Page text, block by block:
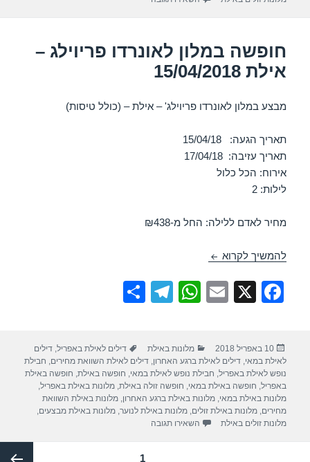
חופשה במלון לאונרדו פריוילג –
אילת 15/04/2018
מבצע במלון לאונרדו פריוילג' – אילת – (כולל טיסות)
תאריך הגעה: 15/04/18
תאריך עזיבה: 17/04/18
אירוח: הכל כלול
לילות: 2
מחיר לאדם ללילה: החל מ-₪438
להמשיך לקרוא חופשה במלון לאונרדו פריוילג – אילת 15/04/2018
F
e
b
o
o
X
E
W
s
A
p
p
T
gr
a
m
e
פורסם
בתאריך
10 באפריל 2018 קטגוריות
מלונות באילת תגיות
דילים לאילת באפריל,דילים
לאילת במאי,דילים לאילת ברגע האחרון,דילים לאילת השוואת מחירים, חבילת
נופש לאילת באפריל, חבילת נופש לאילת במאי, חופשה באילת, חופשה באילת
באפריל, חופשה באילת במאי, חופשה זולה באילת,מלונות באילת באפריל,
מלונות באילת במאי,מלונות באילת ברגע האחרון,מלונות באילת השוואת
מחירים,מלונות באילת זולים,מלונות באילת לנוער,מלונות באילת מבצעים,
מלונות זולים באילת
השאירו תגובה
עמוד1